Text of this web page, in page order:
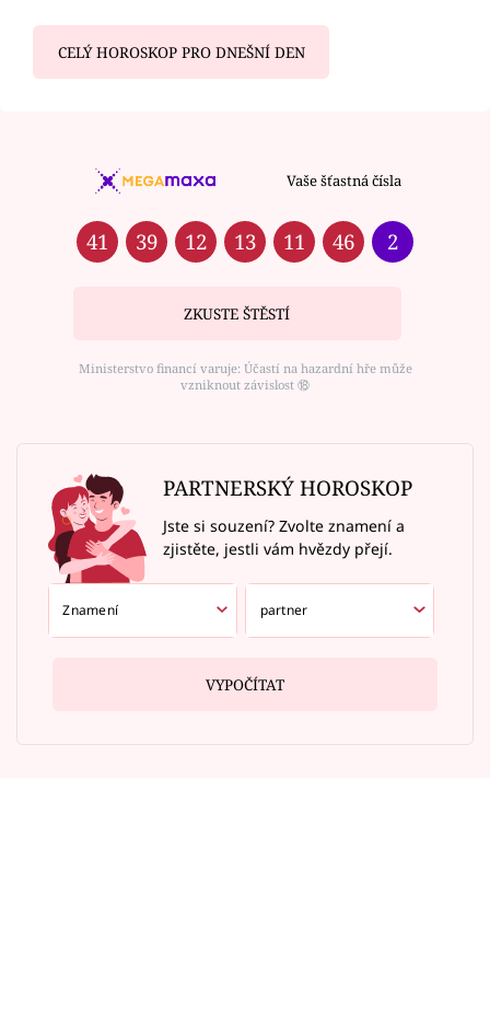
CELÝ HOROSKOP PRO DNEŠNÍ DEN
Vaše šťastná čísla
41 39 12 13 11 46 2
ZKUSTE ŠTĚSTÍ
Ministerstvo financí varuje: Účastí na hazardní hře může
vzniknout závislost ⑱
PARTNERSKÝ HOROSKOP
Jste si souzení? Zvolte znamení a
zjistěte, jestli vám hvězdy přejí.
VYPOČÍTAT